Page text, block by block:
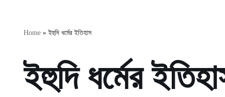
Home » ইহুদি ধর্মের ইতিহাস
ইহুদি ধর্মের